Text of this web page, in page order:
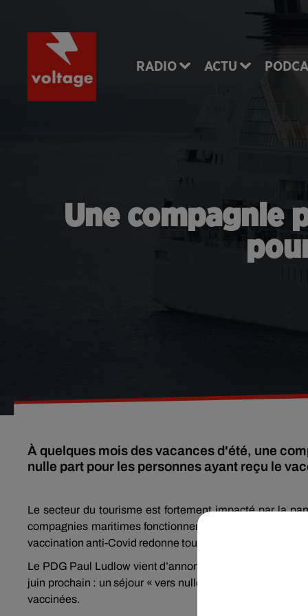
RADIO ACTU
Une compagnie
À quelques mois des vacances d'été, une
nulle part pour les personnes ayant reçu le
Le secteur du tourisme est fortement impacté par la
compagnies maritimes fonctionnent au ralenti. On peut
vaccination anti-Covid redonne toutefois espoir à
Le PDG Paul Ludlow vient d’annoncer une nouvelle
juin prochain : un séjour « vers nulle part » de sept jours
vaccinées.